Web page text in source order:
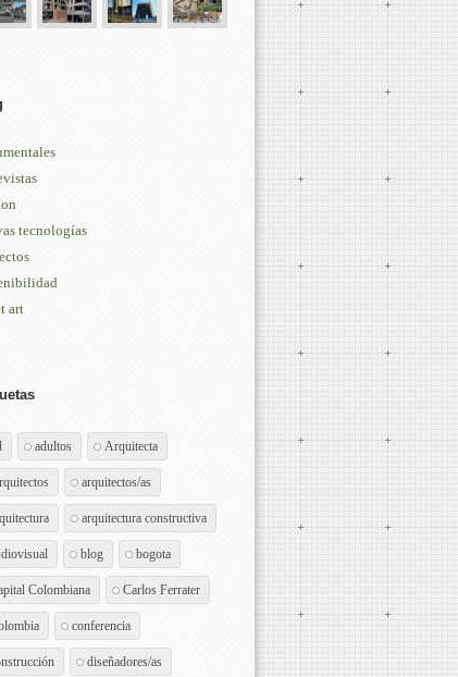
tecnologías
art
adultos Arquitecta
arquitectos/as
arquitectura constructiva
blog bogota
Colombiana Carlos Ferrater
conferencia
diseñadores/as